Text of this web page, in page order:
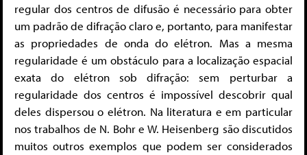
regular dos centros de difusão é necessário para obter
um padrão de difração claro e, portanto, para manifestar
as propriedades de onda do elétron. Mas a mesma
regularidade é um obstáculo para a localização espacial
exata do elétron sob difração: sem perturbar a
regularidade dos centros é impossível descobrir qual
deles dispersou o elétron. Na literatura e em particular
nos trabalhos de N. Bohr e W. Heisenberg são discutidos
muitos outros exemplos que podem ser considerados